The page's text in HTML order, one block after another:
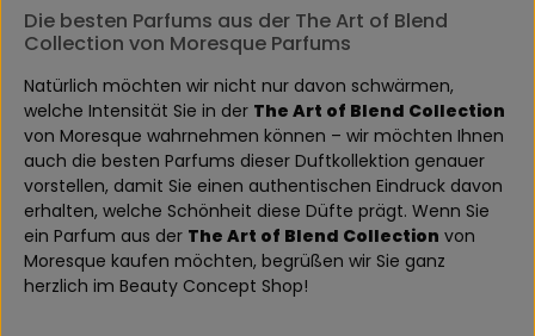
Die besten Parfums aus der The Art of Blend
Collection von Moresque Parfums
Natürlich möchten wir nicht nur davon schwärmen,
welche Intensität Sie in der The Art of Blend Collection
von Moresque wahrnehmen können – wir möchten Ihnen
auch die besten Parfums dieser Duftkollektion genauer
vorstellen, damit Sie einen authentischen Eindruck davon
erhalten, welche Schönheit diese Düfte prägt. Wenn Sie
ein Parfum aus der The Art of Blend Collection von
Moresque kaufen möchten, begrüßen wir Sie ganz
herzlich im Beauty Concept Shop!